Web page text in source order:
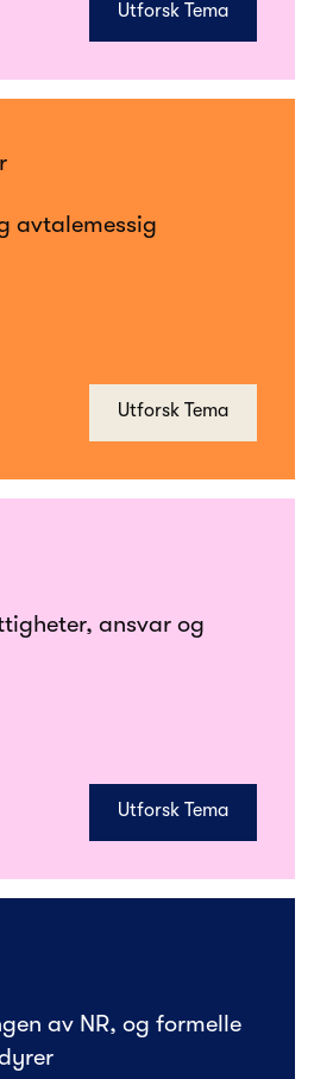
Utforsk Tema
avtalemessig
Utforsk Tema
ansvar og
Utforsk Tema
av NR, og formelle